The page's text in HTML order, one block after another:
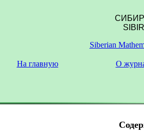
Siberian
На главную О